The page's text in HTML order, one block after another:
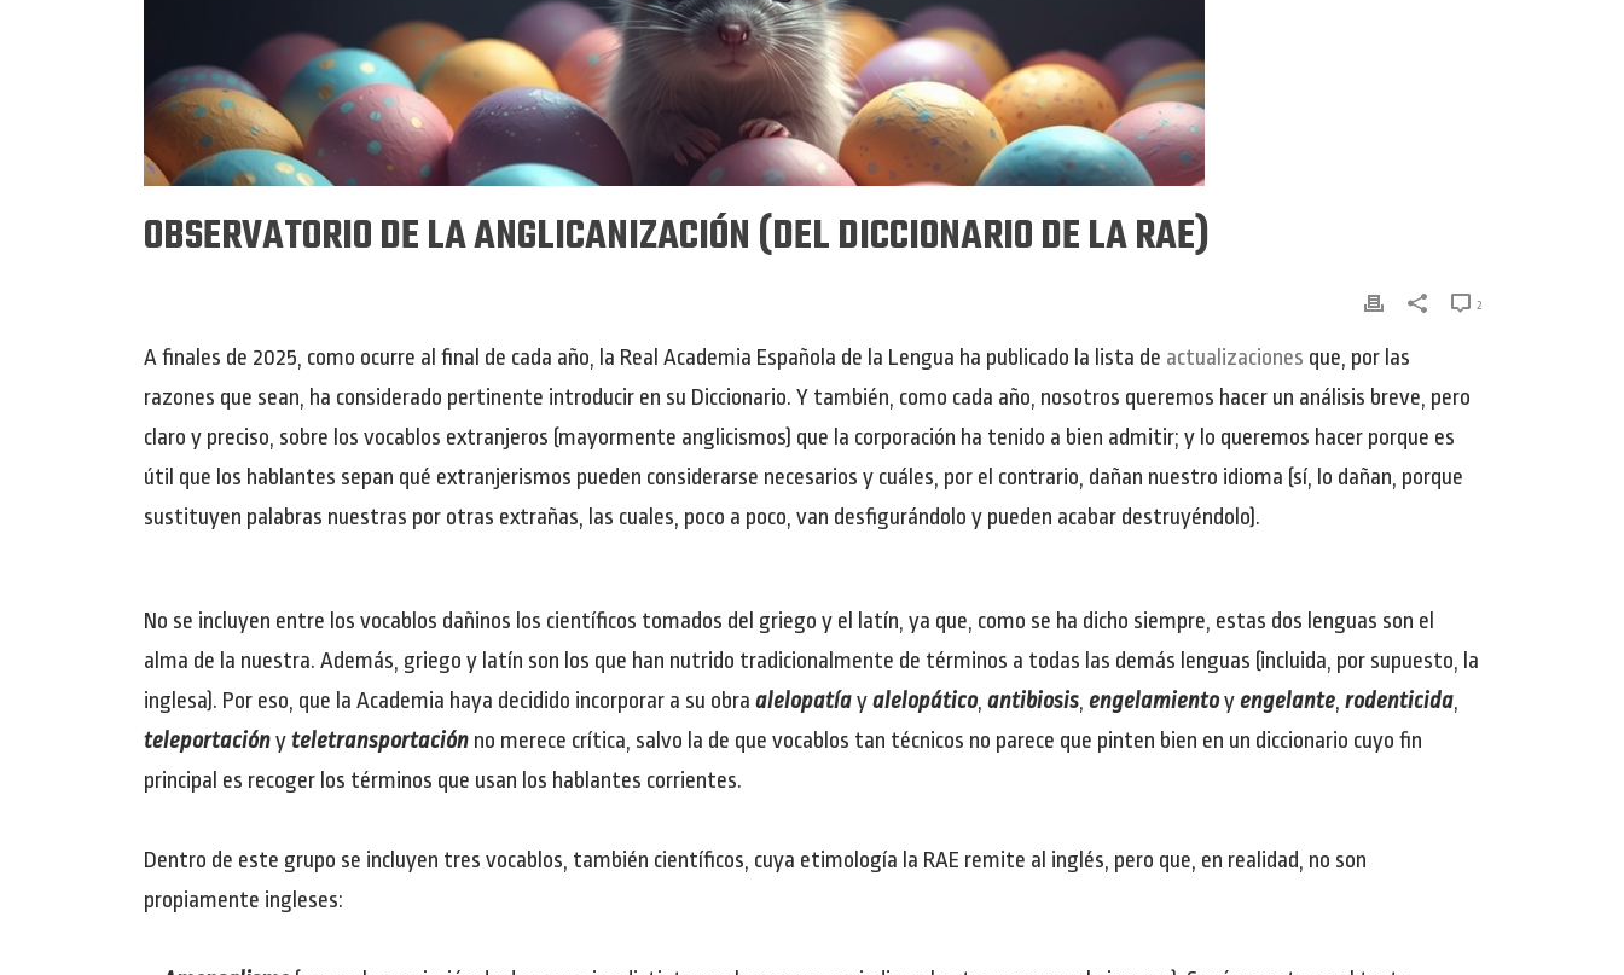
OBSERVATORIO DE LA ANGLICANIZACIÓN (DEL DICCIONARIO DE LA RAE)
2
A finales de 2025, como ocurre al final de cada año, la Real Academia Española de la Lengua ha publicado la lista de actualizaciones que, por las
razones que sean, ha considerado pertinente introducir en su Diccionario. Y también, como cada año, nosotros queremos hacer un análisis breve, pero
claro y preciso, sobre los vocablos extranjeros (mayormente anglicismos) que la corporación ha tenido a bien admitir; y lo queremos hacer porque es
útil que los hablantes sepan qué extranjerismos pueden considerarse necesarios y cuáles, por el contrario, dañan nuestro idioma (sí, lo dañan, porque
sustituyen palabras nuestras por otras extrañas, las cuales, poco a poco, van desfigurándolo y pueden acabar destruyéndolo).
No se incluyen entre los vocablos dañinos los científicos tomados del griego y el latín, ya que, como se ha dicho siempre, estas dos lenguas son el
alma de la nuestra. Además, griego y latín son los que han nutrido tradicionalmente de términos a todas las demás lenguas (incluida, por supuesto, la
inglesa). Por eso, que la Academia haya decidido incorporar a su obra alelopatíayalelopático, antibiosis, engelamientoyengelante, rodenticida,
teleportaciónyteletransportaciónno merece crítica, salvo la de que vocablos tan técnicos no parece que pinten bien en un diccionario cuyo fin
principal es recoger los términos que usan los hablantes corrientes.
Dentro de este grupo se incluyen tres vocablos, también científicos, cuya etimología la RAE remite al inglés, pero que, en realidad, no son
propiamente ingleses: